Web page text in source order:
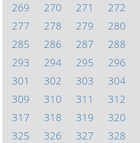
269
270 271 272
277
278 279 280
285
286 287 288
293
294 295 296
301
302 303 304
309
310 311 312
317
318 319 320
325
326 327 328